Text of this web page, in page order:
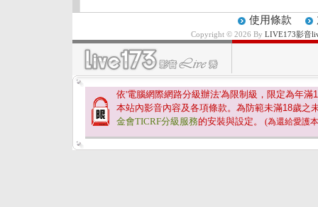
使用條款
Copyright © 2026 By LIVE173影音
依'電腦網際網路分級辦法'為限制級，限定為年滿
本站內影音內容及各項條款。為防範未滿18歲之
金會TICRF分級服務的安裝與設定。 (為還給愛護